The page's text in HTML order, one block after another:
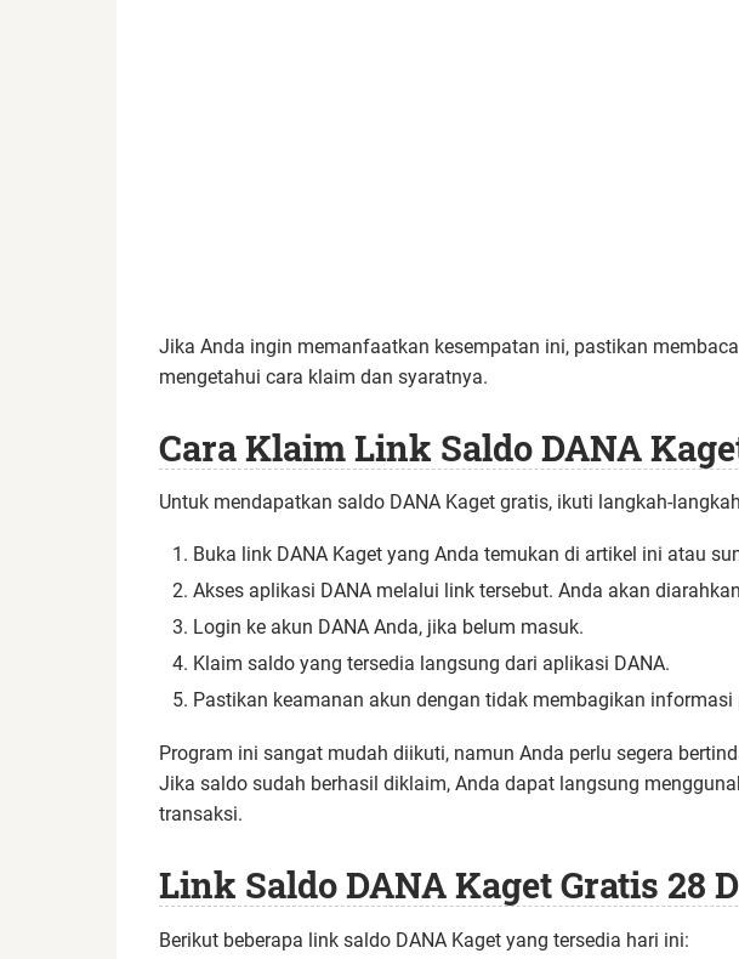
Jika Anda ingin memanfaatkan kesempatan ini, pastikan
mengetahui cara klaim dan syaratnya.
Cara Klaim Link Saldo DANA
Untuk mendapatkan saldo DANA Kaget gratis, ikuti langkah-
Buka link DANA Kaget yang Anda temukan di artikel ini atau
Akses aplikasi DANA melalui link tersebut. Anda akan
Login ke akun DANA Anda, jika belum masuk.
Klaim saldo yang tersedia langsung dari aplikasi DANA.
Pastikan keamanan akun dengan tidak membagikan informasi
Program ini sangat mudah diikuti, namun Anda perlu segera
Jika saldo sudah berhasil diklaim, Anda dapat langsung
transaksi.
Link Saldo DANA Kaget Gratis 28
Berikut beberapa link saldo DANA Kaget yang tersedia hari ini: